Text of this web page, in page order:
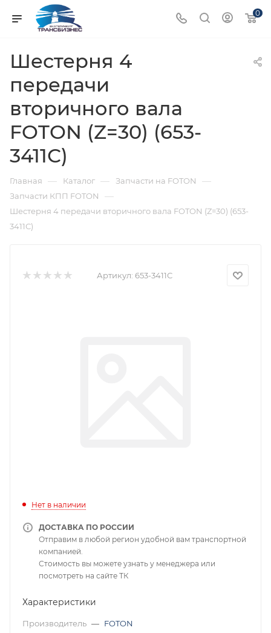
0
Шестерня 4
передачи
вторичного вала
FOTON (Z=30) (653-
3411С)
Главная — Каталог — Запчасти на FOTON —
Запчасти КПП FOTON —
Шестерня 4 передачи вторичного вала FOTON (Z=30) (653-
3411С)
Артикул: 653-3411С
Нет в наличии
ДОСТАВКА ПО РОССИИ
Отправим в любой регион удобной вам транспортной
компанией.
Стоимость вы можете узнать у менеджера или
посмотреть на сайте ТК
Характеристики
Производитель — FOTON